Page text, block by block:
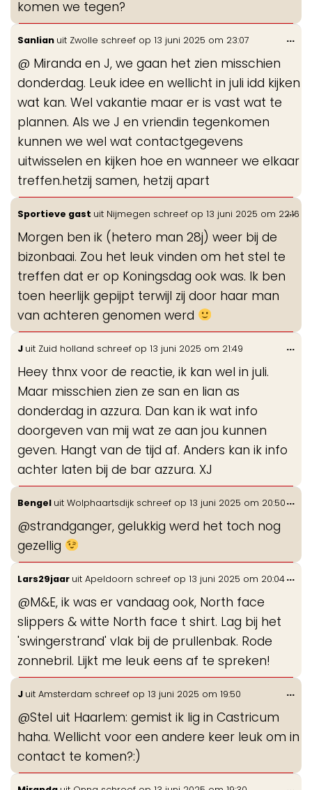
komen we tegen?
Sanlian uit Zwolle schreef op 13 juni 2025 om 23:07
@ Miranda en J, we gaan het zien misschien
donderdag. Leuk idee en wellicht in juli idd kijken
wat kan. Wel vakantie maar er is vast wat te
plannen. Als we J en vriendin tegenkomen
kunnen we wel wat contactgegevens
uitwisselen en kijken hoe en wanneer we elkaar
treffen.hetzij samen, hetzij apart
...
Sportieve gast uit Nijmegen schreef op 13 juni 2025 om 22:16
Morgen ben ik (hetero man 28j) weer bij de
bizonbaai. Zou het leuk vinden om het stel te
treffen dat er op Koningsdag ook was. Ik ben
toen heerlijk gepijpt terwijl zij door haar man
van achteren genomen werd
...
J uit Zuid holland schreef op 13 juni 2025 om 21:49
Heey thnx voor de reactie, ik kan wel in juli.
Maar misschien zien ze san en lian as
donderdag in azzura. Dan kan ik wat info
doorgeven van mij wat ze aan jou kunnen
geven. Hangt van de tijd af. Anders kan ik info
achter laten bij de bar azzura. XJ
...
Bengel uit Wolphaartsdijk schreef op 13 juni 2025 om 20:50
@strandganger, gelukkig werd het toch nog
gezellig
...
Lars29jaar uit Apeldoorn schreef op 13 juni 2025 om 20:04
@M&E, ik was er vandaag ook, North face
slippers & witte North face t shirt. Lag bij het
'swingerstrand' vlak bij de prullenbak. Rode
zonnebril. Lijkt me leuk eens af te spreken!
...
J uit Amsterdam schreef op 13 juni 2025 om 19:50
@Stel uit Haarlem: gemist ik lig in Castricum
haha. Wellicht voor een andere keer leuk om in
contact te komen?:)
...